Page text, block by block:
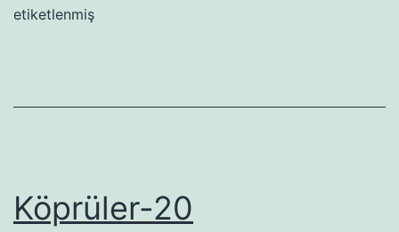
etiketlenmiş
Köprüler-20